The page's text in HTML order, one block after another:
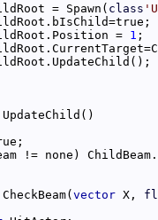
= Spawn(
class
=
1
CheckBeam( vector X,